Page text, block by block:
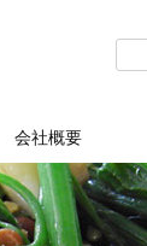
会社概要